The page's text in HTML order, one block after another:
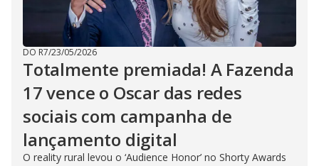
DO R7/23/05/2026
Totalmente premiada! A Fazenda
17 vence o Oscar das redes
sociais com campanha de
lançamento digital
O reality rural levou o ‘Audience Honor’ no Shorty Awards